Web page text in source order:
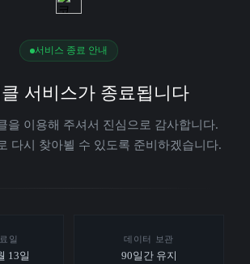
서비스 종료 안내
서비스가 종료됩니다
을 이용해 주셔서 진심으로 감사합니다.
다시 찾아뵐 수 있도록 준비하겠습니다.
일
13일
데이터 보관
90일간 유지